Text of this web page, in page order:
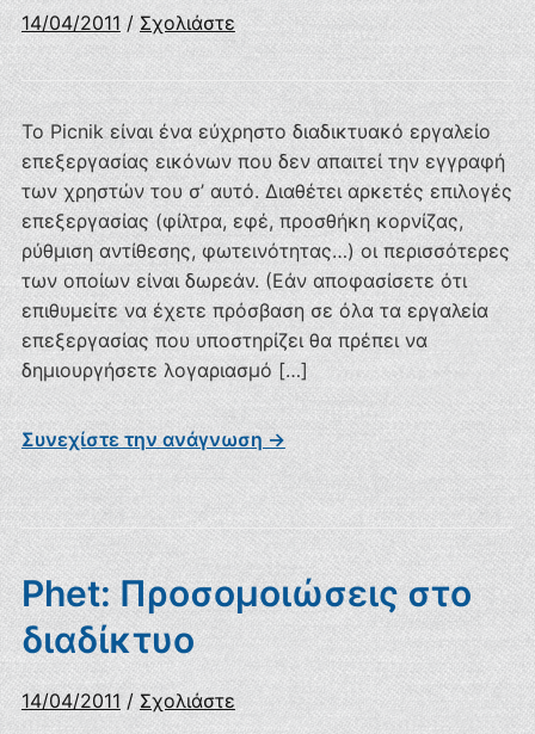
14/04/2011 /Σχολιάστε
Το Picnik είναι ένα εύχρηστο διαδικτυακό εργαλείο
επεξεργασίας εικόνων που δεν απαιτεί την εγγραφή
των χρηστών του σ’ αυτό. Διαθέτει αρκετές επιλογές
επεξεργασίας (φίλτρα, εφέ, προσθήκη κορνίζας,
ρύθμιση αντίθεσης, φωτεινότητας…) οι περισσότερες
των οποίων είναι δωρεάν. (Εάν αποφασίσετε ότι
επιθυμείτε να έχετε πρόσβαση σε όλα τα εργαλεία
επεξεργασίας που υποστηρίζει θα πρέπει να
δημιουργήσετε λογαριασμό […]
Συνεχίστε την ανάγνωση →
Phet: Προσομοιώσεις στο
διαδίκτυο
14/04/2011 / Σχολιάστε